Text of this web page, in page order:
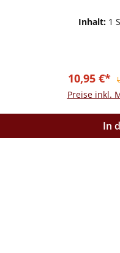
Inhalt: 1
10,95 €*
Preise inkl.
In